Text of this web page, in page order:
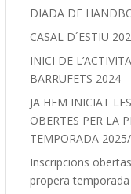
DIADA DE
CASAL D´ESTIU
INICI DE
BARRUFETS 2024
JA HEM INICIAT
OBERTES PER LA
TEMPORADA
Inscripcions
propera temporada